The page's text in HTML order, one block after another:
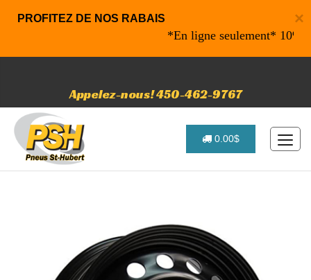
×
PROFITEZ DE NOS RABAIS
*En ligne seulement* 10% de
Appelez-nous! 450-462-9767
0.00$